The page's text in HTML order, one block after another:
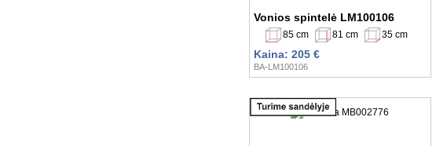
Vonios spintelė LM100106
85 cm 81 cm 35 cm
Kaina: 205 €
BA-LM100106